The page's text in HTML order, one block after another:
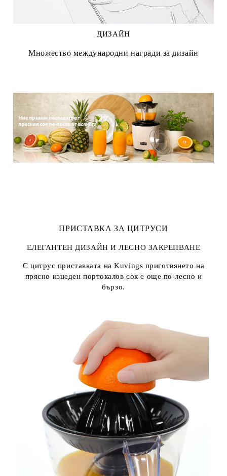
ДИЗАЙН
Множество международни награди за дизайн
ПРИСТАВКА ЗА ЦИТРУСИ
ЕЛЕГАНТЕН ДИЗАЙН И ЛЕСНО ЗАКРЕПВАНЕ
С цитрус приставката на Kuvings приготвянето на
прясно изцеден портокалов сок е още по-лесно и
бързо.